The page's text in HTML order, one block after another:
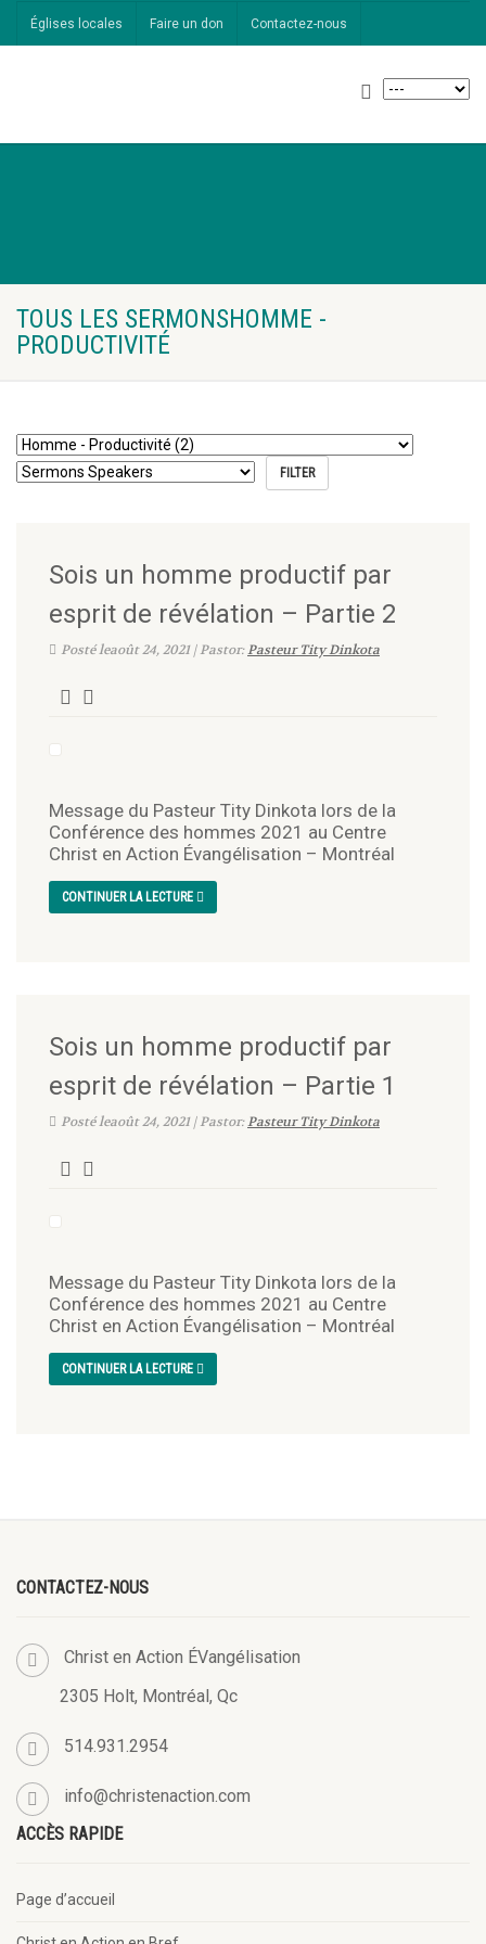
Églises locales Faire un don Contactez-nous
TOUS LES SERMONSHOMME -
PRODUCTIVITÉ
Sois un homme productif par
esprit de révélation – Partie 2
Posté leaoût 24, 2021 | Pastor:Pasteur Tity Dinkota
Message du Pasteur Tity Dinkota lors de la
Conférence des hommes 2021 au Centre
Christ en Action Évangélisation – Montréal
CONTINUER LA LECTURE
Sois un homme productif par
esprit de révélation – Partie 1
Posté leaoût 24, 2021 | Pastor:Pasteur Tity Dinkota
Message du Pasteur Tity Dinkota lors de la
Conférence des hommes 2021 au Centre
Christ en Action Évangélisation – Montréal
CONTINUER LA LECTURE
CONTACTEZ-NOUS
Christ en Action ÉVangélisation
2305 Holt, Montréal, Qc
514.931.2954
info@christenaction.com
ACCÈS RAPIDE
Page d’accueil